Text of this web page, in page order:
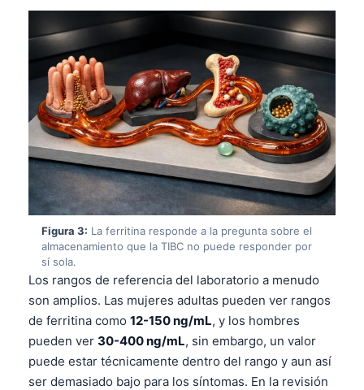
Figura 3: La ferritina responde a la pregunta sobre el
almacenamiento que la TIBC no puede responder por
sí sola.
Los rangos de referencia del laboratorio a menudo
son amplios. Las mujeres adultas pueden ver rangos
de ferritina como 12-150 ng/mL, y los hombres
pueden ver 30-400 ng/mL, sin embargo, un valor
puede estar técnicamente dentro del rango y aun así
ser demasiado bajo para los síntomas. En la revisión